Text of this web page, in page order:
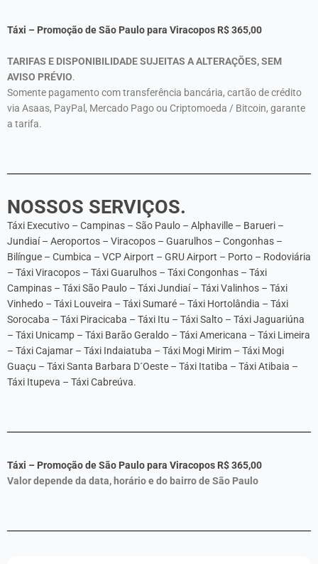
Táxi – Promoção de São Paulo para Viracopos R$365,00
TARIFAS E DISPONIBILIDADE SUJEITAS A ALTERAÇÕES, SEM
AVISO PRÉVIO.
Somente pagamento com transferência bancária, cartão de crédito
via Asaas, PayPal, Mercado Pago ou Criptomoeda / Bitcoin, garante
a tarifa.
NOSSOS SERVIÇOS.
Táxi Executivo – Campinas – São Paulo – Alphaville – Barueri –
Jundiaí – Aeroportos – Viracopos – Guarulhos – Congonhas –
Bilíngue – Cumbica – VCP Airport – GRU Airport – Porto – Rodoviária
– Táxi Viracopos – Táxi Guarulhos – Táxi Congonhas – Táxi
Campinas – Táxi São Paulo – Táxi Jundiaí – Táxi Valinhos – Táxi
Vinhedo – Táxi Louveira – Táxi Sumaré – Táxi Hortolândia – Táxi
Sorocaba – Táxi Piracicaba – Táxi Itu – Táxi Salto – Táxi Jaguariúna
– Táxi Unicamp – Táxi Barão Geraldo – Táxi Americana – Táxi Limeira
– Táxi Cajamar – Táxi Indaiatuba – Táxi Mogi Mirim – Táxi Mogi
Guaçu – Táxi Santa Barbara D´Oeste – Táxi Itatiba – Táxi Atibaia –
Táxi Itupeva – Táxi Cabreúva.
Táxi – Promoção de São Paulo para Viracopos R$365,00
Valor depende da data, horário e do bairro de São Paulo